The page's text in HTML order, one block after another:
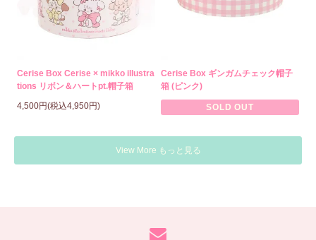
Cerise Box Cerise × mikko illustra
tions リボン＆ハートpt.帽子箱
4,500円(税込4,950円)
Cerise Box ギンガムチェック帽子
箱 (ピンク)
SOLD OUT
View More もっと見る